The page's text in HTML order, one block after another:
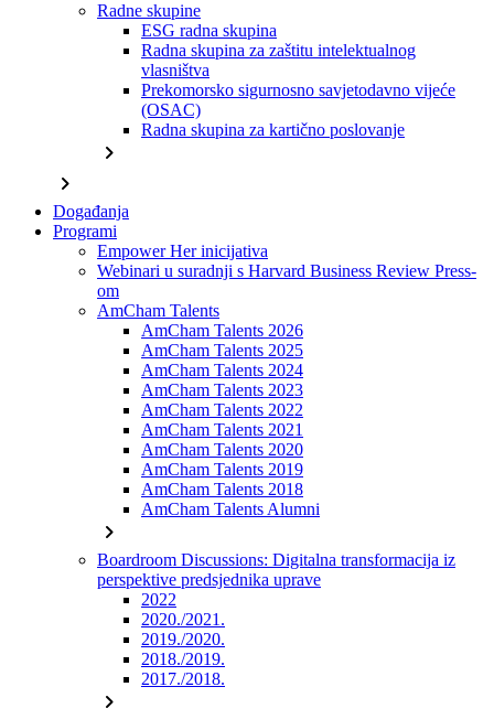
Radne skupine
ESG radna skupina
Radna skupina za zaštitu intelektualnog
vlasništva
Prekomorsko sigurnosno savjetodavno vijeće
(OSAC)
Radna skupina za kartično poslovanje
chevron_right
chevron_right
Događanja
Programi
Empower Her inicijativa
Webinari u suradnji s Harvard Business Review Press-
om
AmCham Talents
AmCham Talents 2026
AmCham Talents 2025
AmCham Talents 2024
AmCham Talents 2023
AmCham Talents 2022
AmCham Talents 2021
AmCham Talents 2020
AmCham Talents 2019
AmCham Talents 2018
AmCham Talents Alumni
chevron_right
Boardroom Discussions: Digitalna transformacija iz
perspektive predsjednika uprave
2022
2020./2021.
2019./2020.
2018./2019.
2017./2018.
chevron_right